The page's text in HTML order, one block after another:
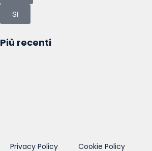
SI
Più recenti
Privacy Policy Cookie Policy